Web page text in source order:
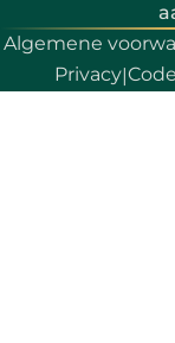
Algemene
Privacy|